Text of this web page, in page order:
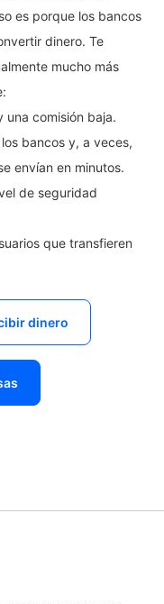
es porque los bancos
dinero. Te
mucho más
una comisión baja.
bancos y, a veces,
envían en minutos.
de seguridad
que transfieren
dinero